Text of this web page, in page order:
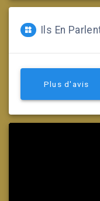
Ils En
Plus d'avis